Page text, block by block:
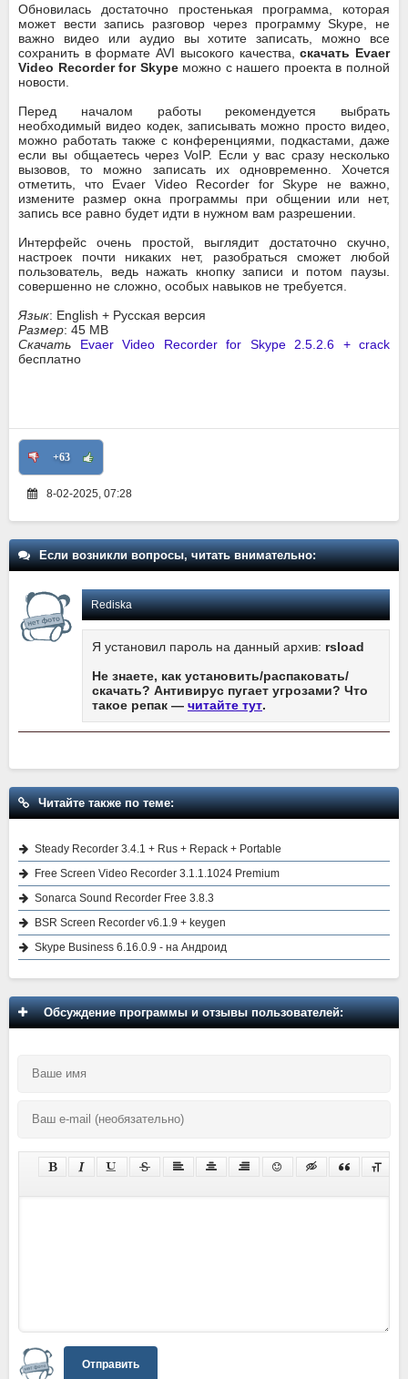
Обновилась достаточно простенькая программа, которая
может вести запись разговор через программу Skype, не
важно видео или аудио вы хотите записать, можно все
сохранить в формате AVI высокого качества,скачать Evaer
Video Recorder for Skype можно с нашего проекта в полной
новости.
Перед началом работы рекомендуется выбрать
необходимый видео кодек, записывать можно просто видео,
можно работать также с конференциями, подкастами, даже
если вы общаетесь через VoIP. Если у вас сразу несколько
вызовов, то можно записать их одновременно. Хочется
отметить, что Evaer Video Recorder for Skype не важно,
измените размер окна программы при общении или нет,
запись все равно будет идти в нужном вам разрешении.
Интерфейс очень простой, выглядит достаточно скучно,
настроек почти никаких нет, разобраться сможет любой
пользователь, ведь нажать кнопку записи и потом паузы.
совершенно не сложно, особых навыков не требуется.
Язык: English + Русская версия
Размер: 45 MB
Скачать
Evaer Video Recorder for Skype 2.5.2.6 + crack
бесплатно
+63
8-02-2025, 07:28
Если возникли вопросы, читать внимательно:
Rediska
Я установил пароль на данный архив: rsload
Не знаете, как установить/распаковать/
скачать? Антивирус пугает угрозами? Что
такое репак — читайте тут.
Читайте также по теме:
Steady Recorder 3.4.1 + Rus + Repack + Portable
Free Screen Video Recorder 3.1.1.1024 Premium
Sonarca Sound Recorder Free 3.8.3
BSR Screen Recorder v6.1.9 + keygen
Skype Business 6.16.0.9 - на Андроид
Обсуждение программы и отзывы пользователей:
Отправить